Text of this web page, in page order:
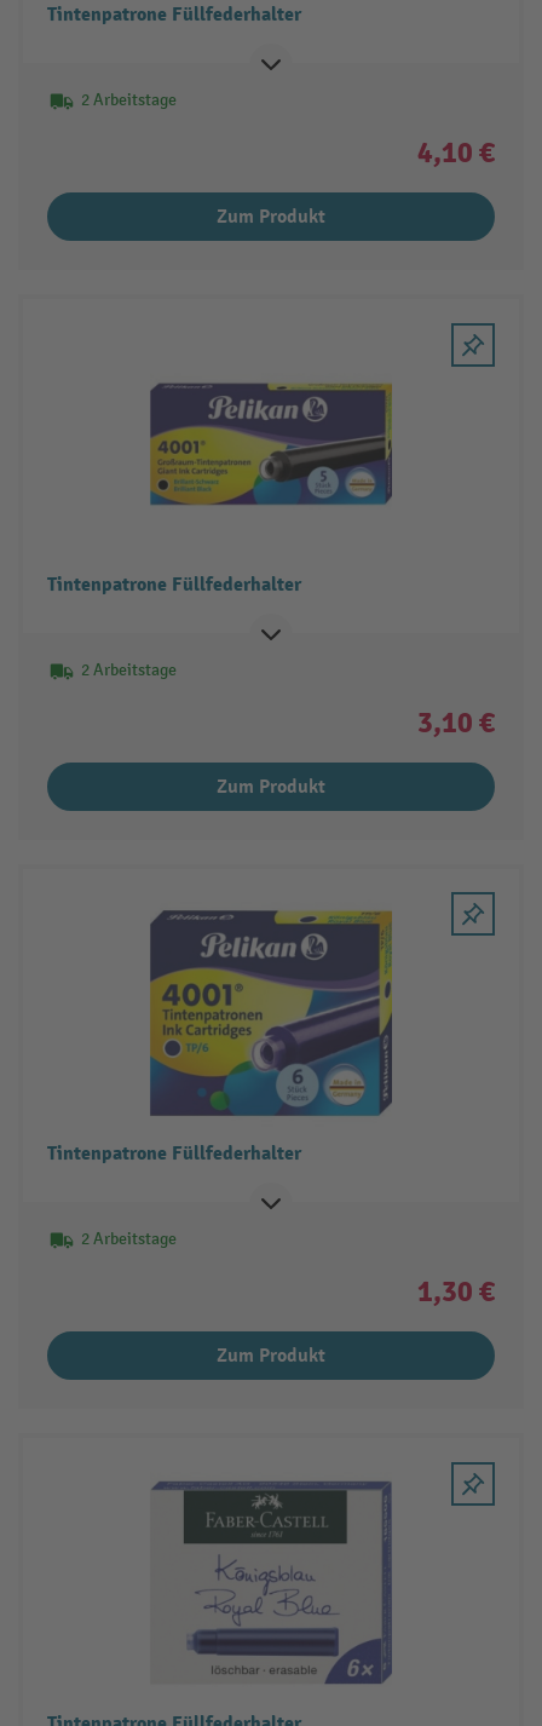
Tintenpatrone Füllfederhalter
2 Arbeitstage
4,10 €
Zum Produkt
Tintenpatrone Füllfederhalter
2 Arbeitstage
3,10 €
Zum Produkt
Tintenpatrone Füllfederhalter
2 Arbeitstage
1,30 €
Zum Produkt